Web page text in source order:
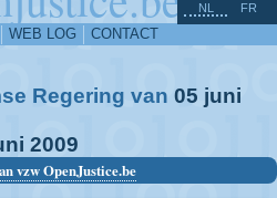
WEB LOG CONTACT
NL FR
Regering van 05 juni
2009
vzw OpenJustice.be
^